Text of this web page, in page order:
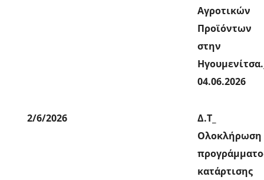
Αγροτικών
Προϊόντων
στην
04.06.2026
2/6/2026
Δ.Τ_
Ολοκλήρωση
κατάρτισης